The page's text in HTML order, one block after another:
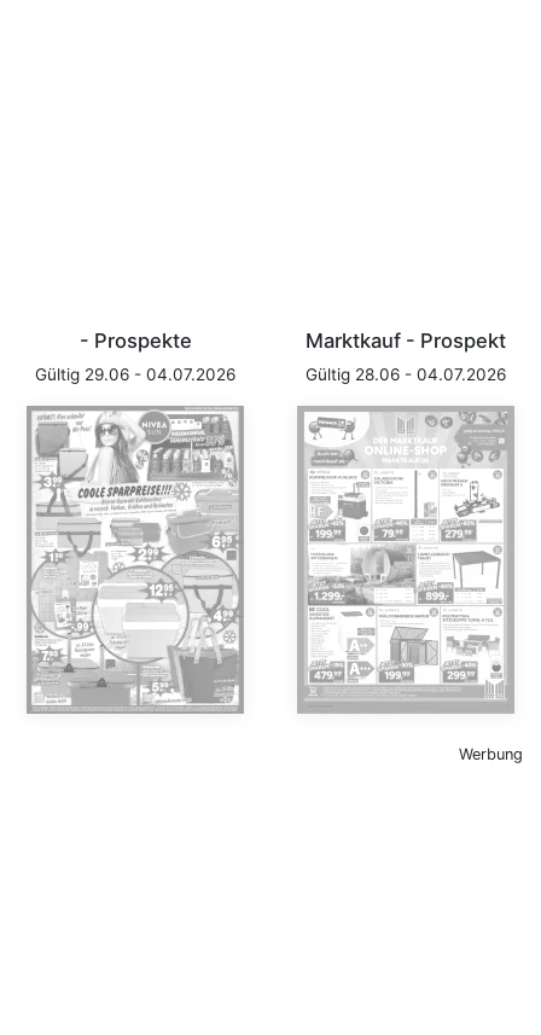
- Prospekte
Gültig 29.06 - 04.07.2026
Marktkauf - Prospekt
Gültig 28.06 - 04.07.2026
Werbung